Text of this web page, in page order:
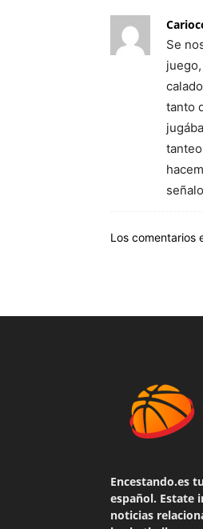
Se
tanto
Los comentarios
Encestando.es
español. Estate
noticias